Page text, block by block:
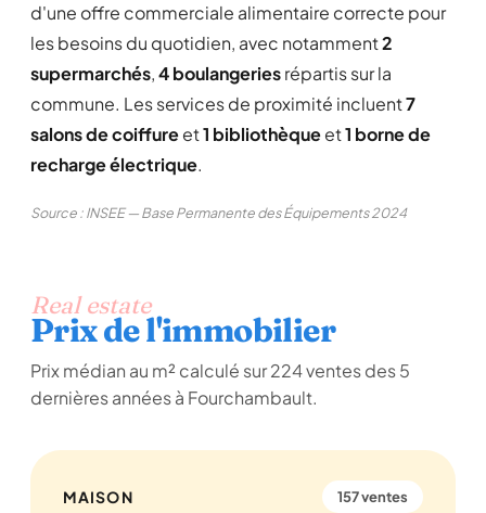
d'une offre commerciale alimentaire correcte pour
les besoins du quotidien, avec notamment2
supermarchés,4 boulangeriesrépartis sur la
commune. Les services de proximité incluent7
salons de coiffureet1 bibliothèqueet1 borne de
recharge électrique.
Source : INSEE — Base Permanente des Équipements 2024
Real estate
Prix de l'immobilier
Prix médian au m² calculé sur 224 ventes des 5
dernières années à Fourchambault.
MAISON 157 ventes